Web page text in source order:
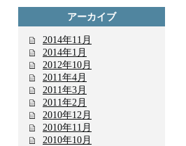
アーカイブ
2014年11月
2014年1月
2012年10月
2011年4月
2011年3月
2011年2月
2010年12月
2010年11月
2010年10月